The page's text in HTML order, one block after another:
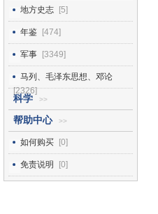
地方史志 [5]
年鉴 [474]
军事 [3349]
马列、毛泽东思想、邓论
[2326]
科学 >>
帮助中心 >>
如何购买 [0]
免责说明 [0]